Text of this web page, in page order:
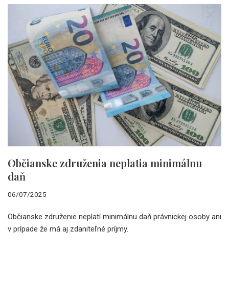
Občianske združenia neplatia minimálnu
daň
06/07/2025
Občianske združenie neplatí minimálnu daň právnickej osoby ani
v prípade že má aj zdaniteľné príjmy.